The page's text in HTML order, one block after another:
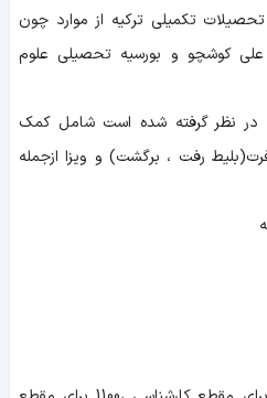
تکمیلی ترکیه از موارد چون
کوشچو و بورسیه تحصیلی علوم
در نظر گرفته شده است شامل کمک
رفت ، برگشت) و ویزا ازجمله